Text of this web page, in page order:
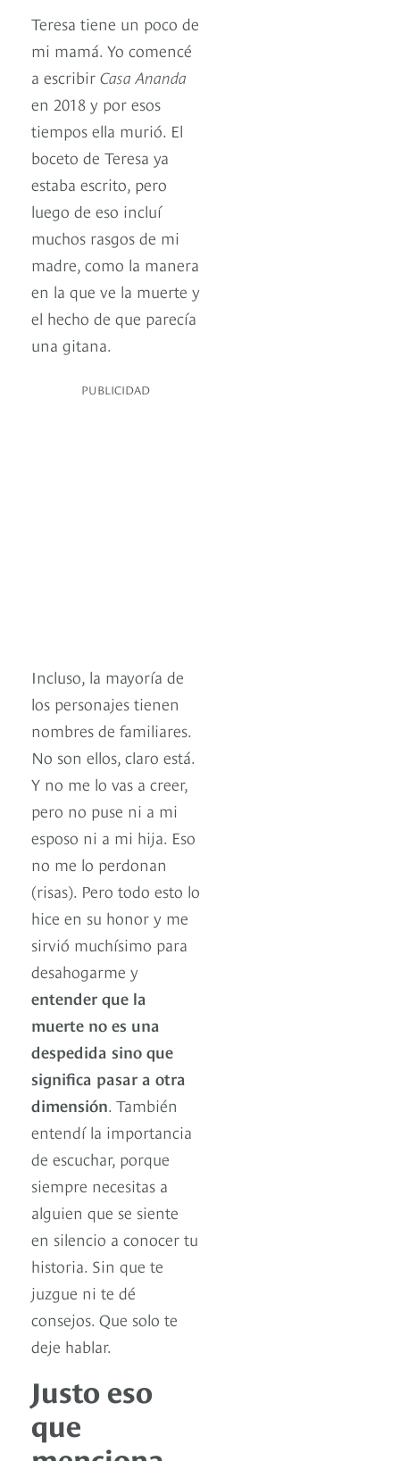
Teresa tiene un poco de
mi mamá. Yo comencé
a escribir Casa Ananda
en 2018 y por esos
tiempos ella murió. El
boceto de Teresa ya
estaba escrito, pero
luego de eso incluí
muchos rasgos de mi
madre, como la manera
en la que ve la muerte y
el hecho de que parecía
una gitana.
PUBLICIDAD
Incluso, la mayoría de
los personajes tienen
nombres de familiares.
No son ellos, claro está.
Y no me lo vas a creer,
pero no puse ni a mi
esposo ni a mi hija. Eso
no me lo perdonan
(risas). Pero todo esto lo
hice en su honor y me
sirvió muchísimo para
desahogarme y
entender que la
muerte no es una
despedida sino que
significa pasar a otra
dimensión. También
entendí la importancia
de escuchar, porque
siempre necesitas a
alguien que se siente
en silencio a conocer tu
historia. Sin que te
juzgue ni te dé
consejos. Que solo te
deje hablar.
Justo eso
que